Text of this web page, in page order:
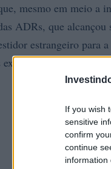
If you wish
sensitive
confirm
continue
information
mesmo em meio a
ADRs, que alcançou
estrangeiro para
explorar juntos dados,